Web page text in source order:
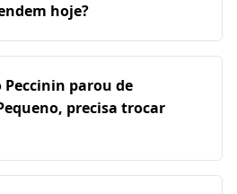
hoje?
parou de
precisa trocar